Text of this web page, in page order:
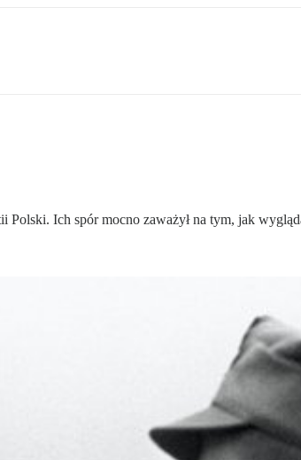
Ich spór mocno zaważył na tym, jak